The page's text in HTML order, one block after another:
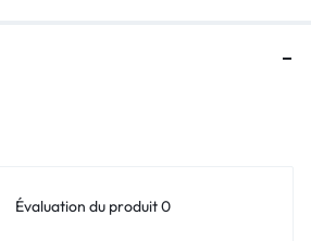
Évaluation du produit 0